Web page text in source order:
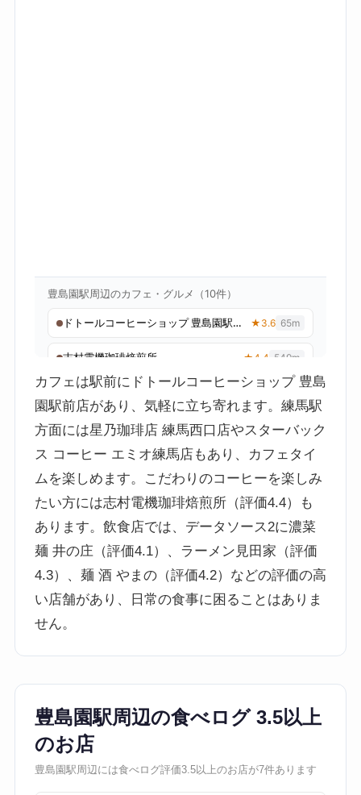
カフェは駅前にドトールコーヒーショップ 豊島
園駅前店があり、気軽に立ち寄れます。練馬駅
方面には星乃珈琲店 練馬西口店やスターバック
ス コーヒー エミオ練馬店もあり、カフェタイ
ムを楽しめます。こだわりのコーヒーを楽しみ
たい方には志村電機珈琲焙煎所（評価4.4）も
あります。飲食店では、データソース2に濃菜
麺 井の庄（評価4.1）、ラーメン見田家（評価
4.3）、麺 酒 やまの（評価4.2）などの評価の高
い店舗があり、日常の食事に困ることはありま
せん。
豊島園駅周辺の食べログ 3.5以上
のお店
豊島園駅周辺には食べログ評価3.5以上のお店が7件あります